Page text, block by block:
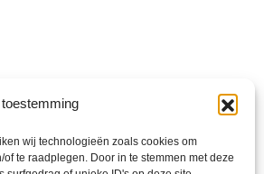
wij technologieën zoals cookies om
te raadplegen. Door in te stemmen met deze